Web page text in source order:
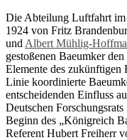
Die Abteilung Luftfahrt im
1924 von Fritz
und Albert Mühlig-
gestoßenen Baeumker
Elemente des zukünftigen
Linie koordinierte
entscheidenden Einfluss
Deutschen
Beginn des „Königreich
Referent Hubert Freiherr